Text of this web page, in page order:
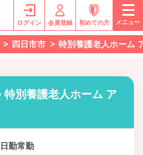
ログイン 会員登録 初めての方 メニュー
四日市市 特別養護老人ホーム
別養護老人ホーム ア
日勤常勤